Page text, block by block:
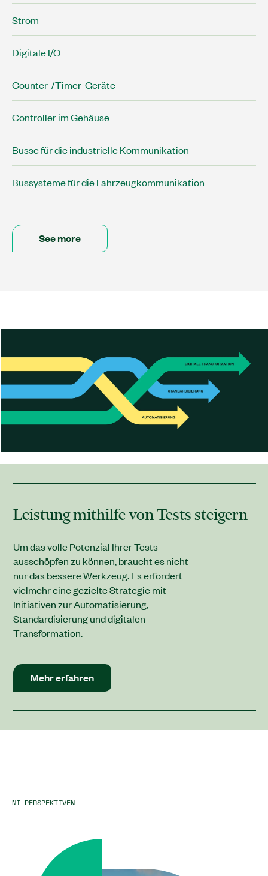
Strom
Digitale I/O
Counter-/Timer-Geräte
Controller im Gehäuse
Busse für die industrielle Kommunikation
Bussysteme für die Fahrzeugkommunikation
See more
Leistung mithilfe von Tests steigern
Um das volle Potenzial Ihrer Tests
ausschöpfen zu können, braucht es nicht
nur das bessere Werkzeug. Es erfordert
vielmehr eine gezielte Strategie mit
Initiativen zur Automatisierung,
Standardisierung und digitalen
Transformation.
Mehr erfahren
NI PERSPEKTIVEN